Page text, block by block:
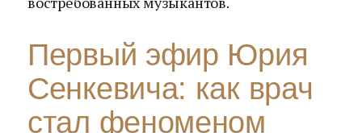
Первый эфир Юрия
Сенкевича: как врач
стал феноменом